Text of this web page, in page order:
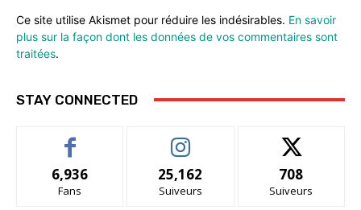
Ce site utilise Akismet pour réduire les indésirables. En savoir
plus sur la façon dont les données de vos commentaires sont
traitées.
STAY CONNECTED
6,936
Fans
25,162
Suiveurs
708
Suiveurs